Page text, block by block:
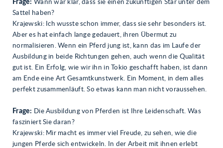
Frage: Wann war klar, dass sie einen zukünftigen Star unter dem
Sattel haben?
Krajewski: Ich wusste schon immer, dass sie sehr besonders ist.
Aber es hat einfach lange gedauert, ihren Übermut zu
normalisieren. Wenn ein Pferd jung ist, kann das im Laufe der
Ausbildung in beide Richtungen gehen, auch wenn die Qualität
gut ist. Ein Erfolg, wie wir ihn in Tokio geschafft haben, ist dann
am Ende eine Art Gesamtkunstwerk. Ein Moment, in dem alles
perfekt zusammenläuft. So etwas kann man nicht voraussehen.
Frage: Die Ausbildung von Pferden ist Ihre Leidenschaft. Was
fasziniert Sie daran?
Krajewski: Mir macht es immer viel Freude, zu sehen, wie die
jungen Pferde sich entwickeln. In der Arbeit mit ihnen erlebt